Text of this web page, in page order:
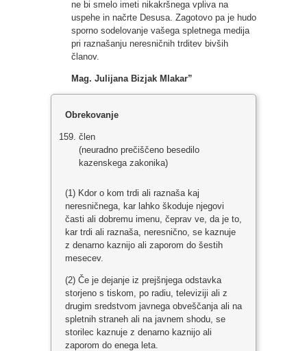
ne bi smelo imeti nikakršnega vpliva na
uspehe in načrte Desusa. Zagotovo pa je hudo
sporno sodelovanje vašega spletnega medija
pri raznašanju neresničnih trditev bivših
članov.
Mag. Julijana Bizjak Mlakar”
Obrekovanje
člen
(neuradno prečiščeno besedilo
kazenskega zakonika)
(1) Kdor o kom trdi ali raznaša kaj
neresničnega, kar lahko škoduje njegovi
časti ali dobremu imenu, čeprav ve, da je to,
kar trdi ali raznaša, neresnično, se kaznuje
z denarno kaznijo ali zaporom do šestih
mesecev.
(2) Če je dejanje iz prejšnjega odstavka
storjeno s tiskom, po radiu, televiziji ali z
drugim sredstvom javnega obveščanja ali na
spletnih straneh ali na javnem shodu, se
storilec kaznuje z denarno kaznijo ali
zaporom do enega leta.